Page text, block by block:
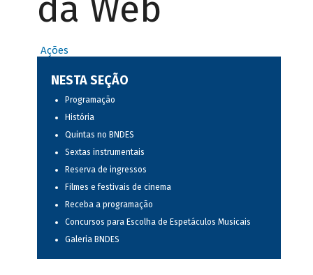
da Web
Ações
NESTA SEÇÃO
Programação
História
Quintas no BNDES
Sextas instrumentais
Reserva de ingressos
Filmes e festivais de cinema
Receba a programação
Concursos para Escolha de Espetáculos Musicais
Galeria BNDES